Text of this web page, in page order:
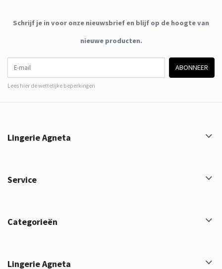
Schrijf je in voor onze nieuwsbrief en blijf op de hoogte van
nieuwe producten.
ABONNEER
Lees hier de wettelijke beperkingen
Lingerie Agneta
Service
Categorieën
Lingerie Agneta